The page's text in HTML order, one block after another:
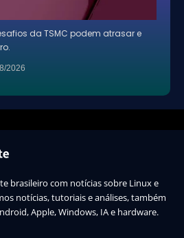
da TSMC podem atrasar e
2026
brasileiro com notícias sobre Linux e
notícias, tutoriais e análises, também
Apple, Windows, IA e hardware.